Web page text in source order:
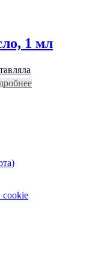
1 мл
cookie